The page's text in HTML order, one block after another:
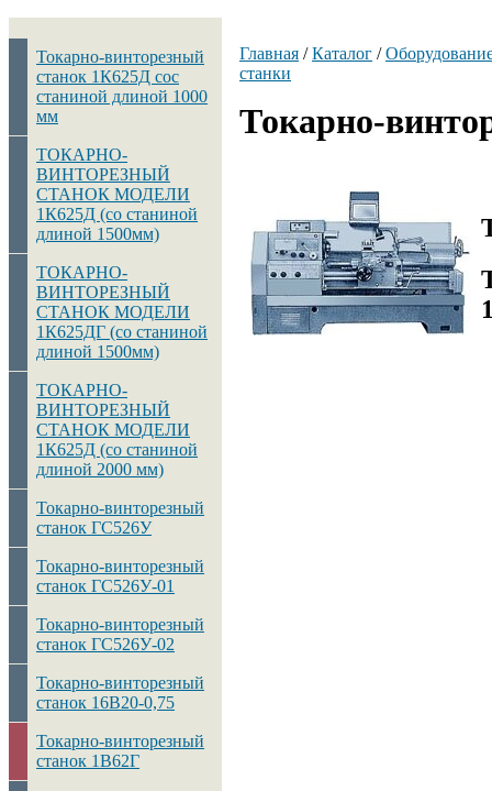
Токарно-винторезный
станок 1К625Д сос
станиной длиной 1000
мм
ТОКАРНО-
ВИНТОРЕЗНЫЙ
СТАНОК МОДЕЛИ
1К625Д (со станиной
длиной 1500мм)
ТОКАРНО-
ВИНТОРЕЗНЫЙ
СТАНОК МОДЕЛИ
1К625ДГ (со станиной
длиной 1500мм)
ТОКАРНО-
ВИНТОРЕЗНЫЙ
СТАНОК МОДЕЛИ
1К625Д (со станиной
длиной 2000 мм)
Токарно-винторезный
станок ГС526У
Токарно-винторезный
станок ГС526У-01
Токарно-винторезный
станок ГС526У-02
Токарно-винторезный
станок 16В20-0,75
Токарно-винторезный
станок 1В62Г
Главная /Каталог /
станки
Токарно-